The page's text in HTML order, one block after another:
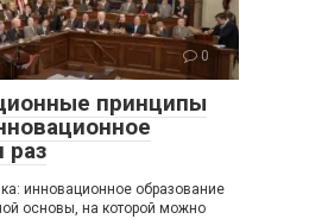
0
принципы
раз
инновационное образование
основы, на которой можно